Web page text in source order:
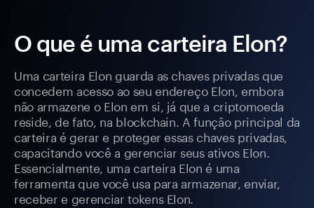
O que é uma carteira Elon?
Uma carteira Elon guarda as chaves privadas que
concedem acesso ao seu endereço Elon, embora
não armazene o Elon em si, já que a criptomoeda
reside, de fato, na blockchain. A função principal da
carteira é gerar e proteger essas chaves privadas,
capacitando você a gerenciar seus ativos Elon.
Essencialmente, uma carteira Elon é uma
ferramenta que você usa para armazenar, enviar,
receber e gerenciar tokens Elon.